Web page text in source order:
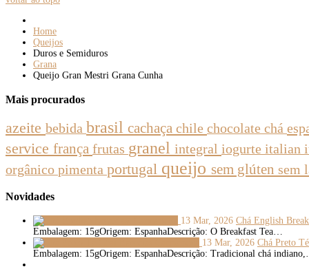
Home
Queijos
Duros e Semiduros
Grana
Queijo Gran Mestri Grana Cunha
Mais procurados
azeite bebida brasil cachaça chile chocolate chá
service frança frutas granel integral iogurte italian
orgânico pimenta portugal queijo sem glúten sem
Novidades
13 Mar, 2026 Chá English
Embalagem: 15gOrigem: EspanhaDescrição: O Breakfast Tea…
13 Mar, 2026 Chá Preto
Embalagem: 15gOrigem: EspanhaDescrição: Tradicional chá